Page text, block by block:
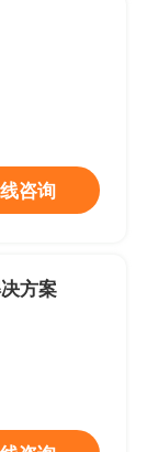
咨询
方案